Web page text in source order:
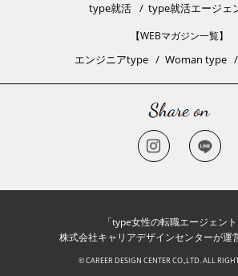
type就活
type就活エージェ
【WEBマガジン一覧】
エンジニアtype Woman type
「type女性の転職エージェン
株式会社キャリアデザインセンターが運
© CAREER DESIGN CENTER CO.,LTD. ALL